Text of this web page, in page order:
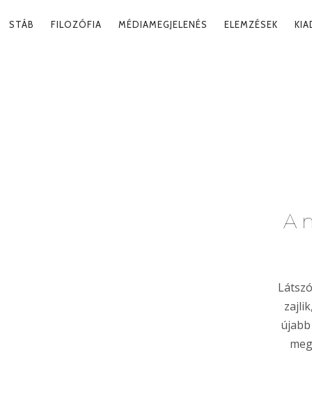
STÁB FILOZÓFIA MÉDIAMEGJELENÉS ELEMZÉSEK
A